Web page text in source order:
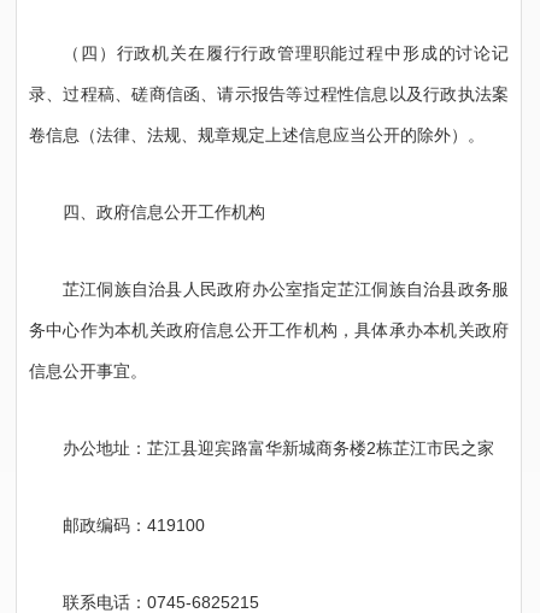
（四）行政机关在履行行政管理职能过程中形成的讨论记
录、过程稿、磋商信函、请示报告等过程性信息以及行政执法案
卷信息（法律、法规、规章规定上述信息应当公开的除外）。
四、政府信息公开工作机构
芷江侗族自治县人民政府办公室指定芷江侗族自治县政务服
务中心作为本机关政府信息公开工作机构，具体承办本机关政府
信息公开事宜。
办公地址：芷江县迎宾路富华新城商务楼2栋芷江市民之家
邮政编码：419100
联系电话：0745-6825215